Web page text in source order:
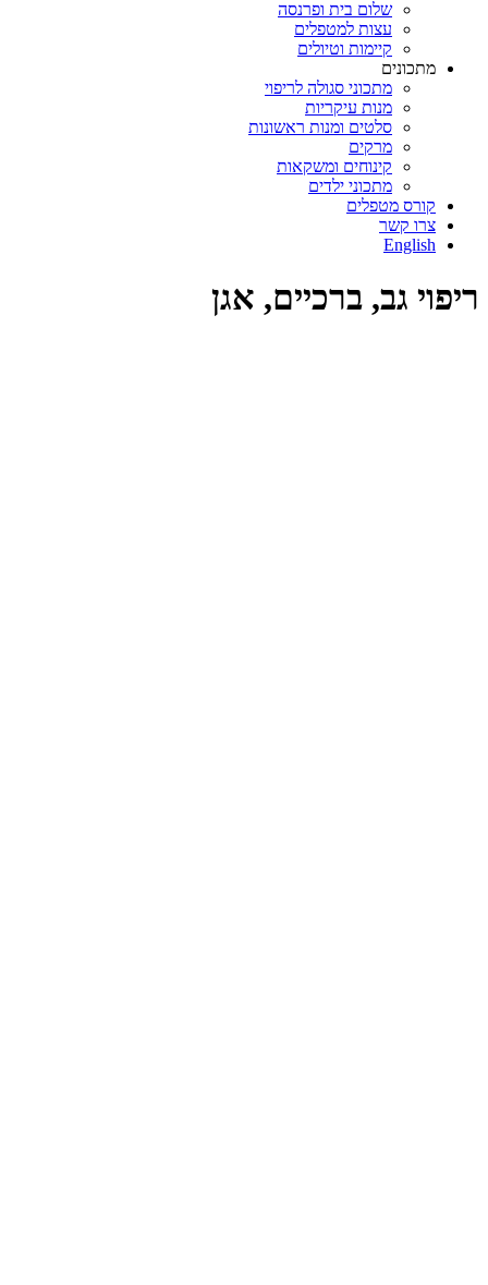
שלום בית ופרנסה
עצות למטפלים
קיימות וטיולים
מתכונים
מתכוני סגולה לריפוי
מנות עיקריות
סלטים ומנות ראשונות
מרקים
קינוחים ומשקאות
מתכוני ילדים
קורס מטפלים
צרו קשר
English
ריפוי גב, ברכיים, אגן